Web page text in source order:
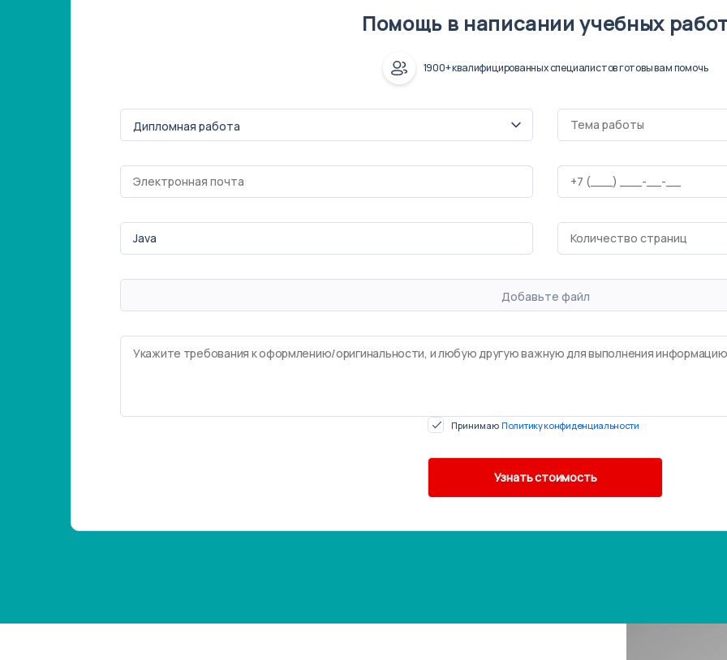
Помощь в написании учебных
1900+ квалифицированных специалистов готовы вам помочь
Добавьте файл
Принимаю Политику конфиденциальности